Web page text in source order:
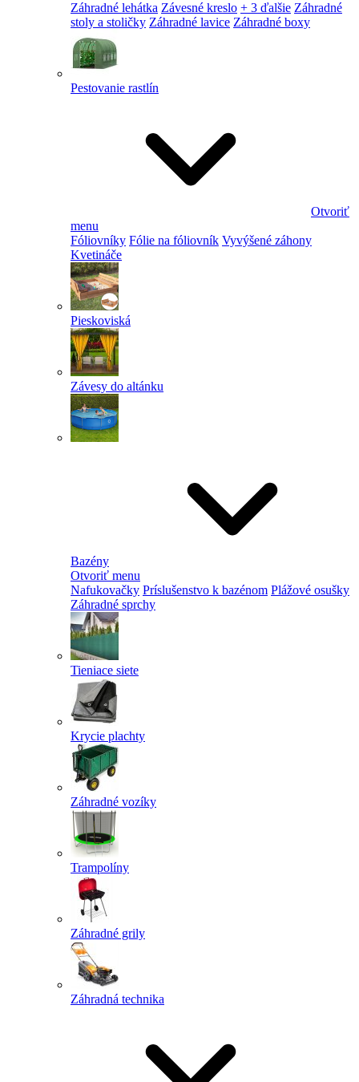
Záhradné lehátka Závesné kreslo + 3 ďalšie Záhradné
stoly a stoličky Záhradné lavice Záhradné boxy
Pestovanie rastlín
Otvoriť
menu
Fóliovníky Fólie na fóliovník Vyvýšené záhony
Kvetináče
Pieskoviská
Závesy do altánku
Bazény
Otvoriť menu
Nafukovačky Príslušenstvo k bazénom Plážové osušky
Záhradné sprchy
Tieniace siete
Krycie plachty
Záhradné vozíky
Trampolíny
Záhradné grily
Záhradná technika